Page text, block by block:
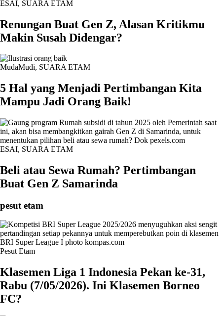
ESAI, SUARA ETAM
Renungan Buat Gen Z, Alasan Kritikmu
Makin Susah Didengar?
MudaMudi, SUARA ETAM
5 Hal yang Menjadi Pertimbangan Kita
Mampu Jadi Orang Baik!
ESAI, SUARA ETAM
Beli atau Sewa Rumah? Pertimbangan
Buat Gen Z Samarinda
pesut etam
Pesut Etam
Klasemen Liga 1 Indonesia Pekan ke-31,
Rabu (7/05/2026). Ini Klasemen Borneo
FC?